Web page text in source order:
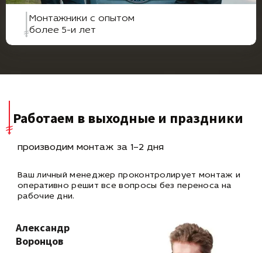
Монтажники с опытом
более 5-и лет
Работаем в выходные и праздники
производим монтаж за 1–2 дня
Ваш личный менеджер проконтролирует монтаж и
оперативнорешит все вопросы без переноса на
рабочие дни.
Александр
Воронцов